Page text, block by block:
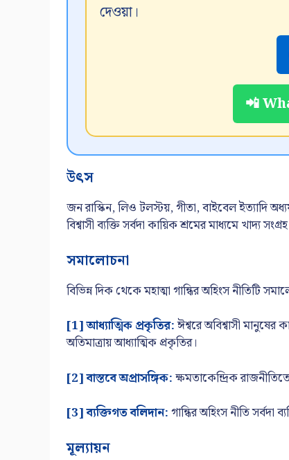
দেওয়া।
📲
উৎস
জন রাস্কিন, লিও টলস্টয়, গীতা, বাইবেল ইত্যাদি
বিশ্বাসী ব্যক্তি সর্বদা কায়িক শ্রমের মাধ্যমে খাদ্য
সমালোচনা
বিভিন্ন দিক থেকে মহাত্মা গান্ধির অহিংস নীতিটি
[1] আধ্যাত্মিক প্রকৃতির:ঈশ্বরে অবিশ্বাসী
অতিমাত্রায় আধ্যাত্মিক প্রকৃতির।
[2] বাস্তবে অপ্রাসঙ্গিক:ক্ষমতাকেন্দ্রিক
[3] ব্যক্তিগত বলিদান:গান্ধির অহিংস নীতি সর্বদা
মূল্যায়ন